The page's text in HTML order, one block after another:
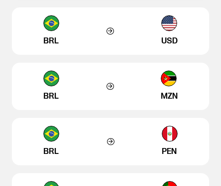
BRL USD
BRL MZN
BRL PEN